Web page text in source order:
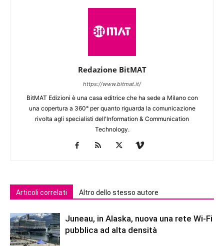
Redazione BitMAT
https://www.bitmat.it/
BitMAT Edizioni è una casa editrice che ha sede a Milano con
una copertura a 360° per quanto riguarda la comunicazione
rivolta agli specialisti dell'lnformation & Communication
Technology.
Articoli correlati Altro dello stesso autore
Juneau, in Alaska, nuova una rete Wi-Fi
pubblica ad alta densità